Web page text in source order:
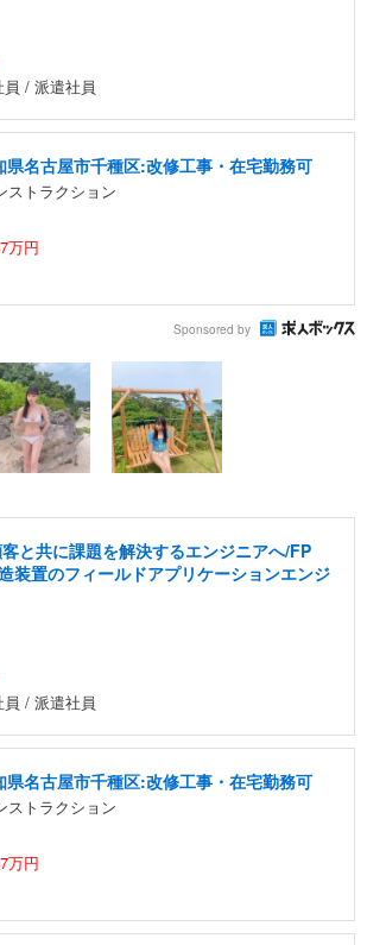
/ 派遣社員
県名古屋市千種区:改修工事・在宅勤務可
ストラクション
万円
Sponsored by
と共に課題を解決するエンジニアへ/FP
装置のフィールドアプリケーションエンジ
/ 派遣社員
県名古屋市千種区:改修工事・在宅勤務可
ストラクション
万円